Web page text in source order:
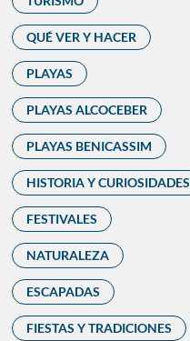
QUÉ VER Y HACER
PLAYAS
PLAYAS ALCOCEBER
PLAYAS BENICASSIM
HISTORIA Y CURIOSIDADES
FESTIVALES
NATURALEZA
ESCAPADAS
FIESTAS Y TRADICIONES